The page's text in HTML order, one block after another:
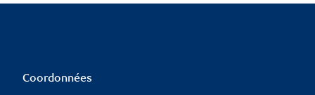
Coordonnées